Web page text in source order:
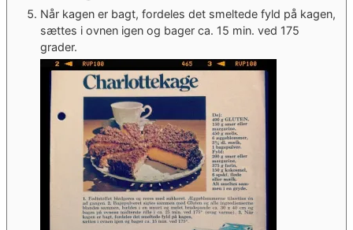
Når kagen er bagt, fordeles det smeltede fyld på kagen,
sættes i ovnen igen og bager ca. 15 min. ved 175
grader.